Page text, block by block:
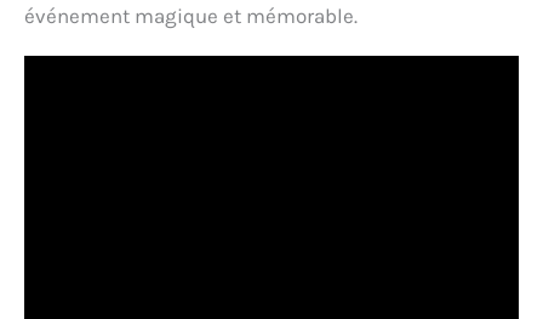
événement magique et mémorable.